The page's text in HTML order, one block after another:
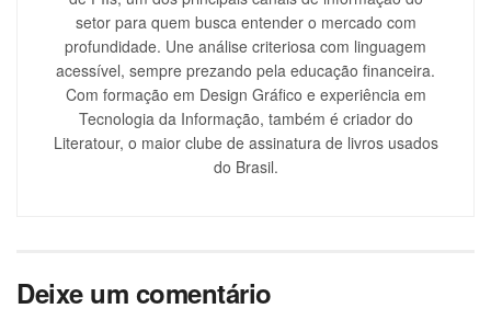
setor para quem busca entender o mercado com
profundidade. Une análise criteriosa com linguagem
acessível, sempre prezando pela educação financeira.
Com formação em Design Gráfico e experiência em
Tecnologia da Informação, também é criador do
Literatour, o maior clube de assinatura de livros usados
do Brasil.
Deixe um comentário